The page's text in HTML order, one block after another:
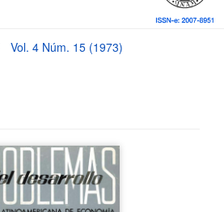
Vol. 4 Núm. 15 (1973)